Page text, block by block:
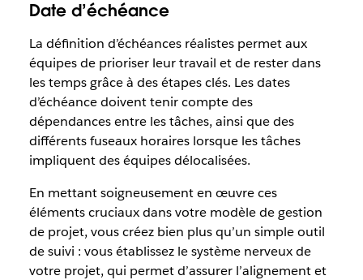
Date d’échéance
La définition d’échéances réalistes permet aux
équipes de prioriser leur travail et de rester dans
les temps grâce à des étapes clés. Les dates
d’échéance doivent tenir compte des
dépendances entre les tâches, ainsi que des
différents fuseaux horaires lorsque les tâches
impliquent des équipes délocalisées.
En mettant soigneusement en œuvre ces
éléments cruciaux dans votre modèle de gestion
de projet, vous créez bien plus qu’un simple outil
de suivi : vous établissez le système nerveux de
votre projet, qui permet d’assurer l’alignement et